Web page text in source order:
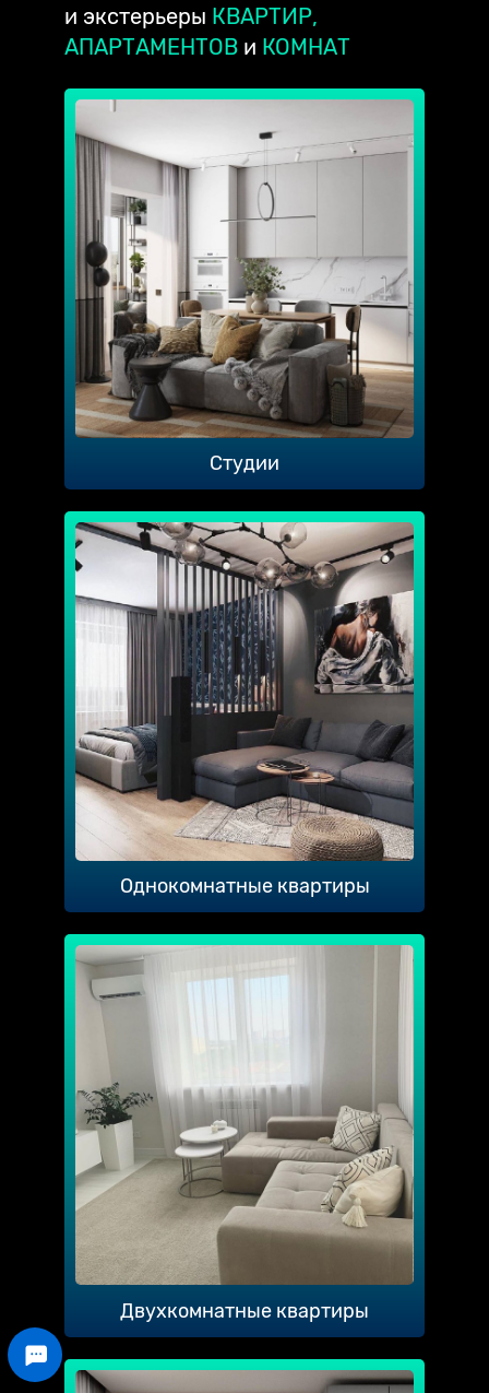
и экстерьеры КВАРТИР,
АПАРТАМЕНТОВ и КОМНАТ
Студии
Однокомнатные квартиры
Двухкомнатные квартиры